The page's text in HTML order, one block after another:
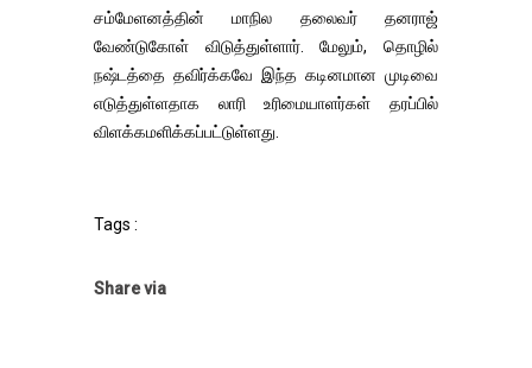
சம்மேளனத்தின் மாநில தலைவர் தனராஜ்
வேண்டுகோள் விடுத்துள்ளார். மேலும், தொழில்
நஷ்டத்தை தவிர்க்கவே இந்த கடினமான முடிவை
எடுத்துள்ளதாக லாரி உரிமையாளர்கள் தரப்பில்
விளக்கமளிக்கப்பட்டுள்ளது.
Tags :
Share via